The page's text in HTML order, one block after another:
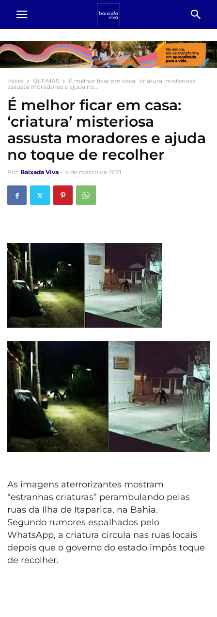
Início ÚLTIMAS
É melhor ficar em casa: ‘criatura’ misteriosa
assusta moradores e ajuda no...
É melhor ficar em casa:
‘criatura’ misteriosa
assusta moradores e ajuda
no toque de recolher
Por Baixada Viva - 4 de março de 2021
As imagens aterrorizantes mostram
“estranhas criaturas” perambulando pelas
ruas da Ilha de Itaparica, na Bahia.
Segundo rumores espalhados pelo
WhatsApp, a criatura circula nas ruas locais
depois que o governo do estado impôs toque
de recolher.